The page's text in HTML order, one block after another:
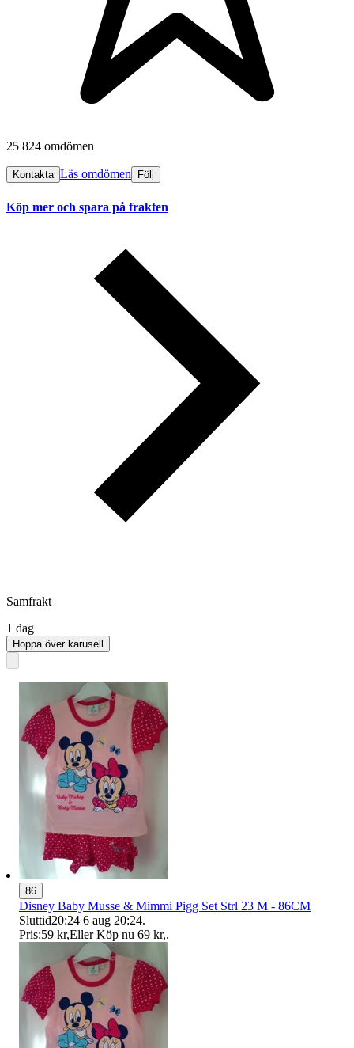
25 824 omdömen
Kontakta Läs omdömen Följ
Köp mer och spara på frakten
Samfrakt
1 dag
Hoppa över karusell
86
Disney Baby Musse & Mimmi Pigg Set Strl 23 M - 86CM
Sluttid20:24 6 aug 20:24.
Pris:59 kr,Eller Köp nu 69 kr,.